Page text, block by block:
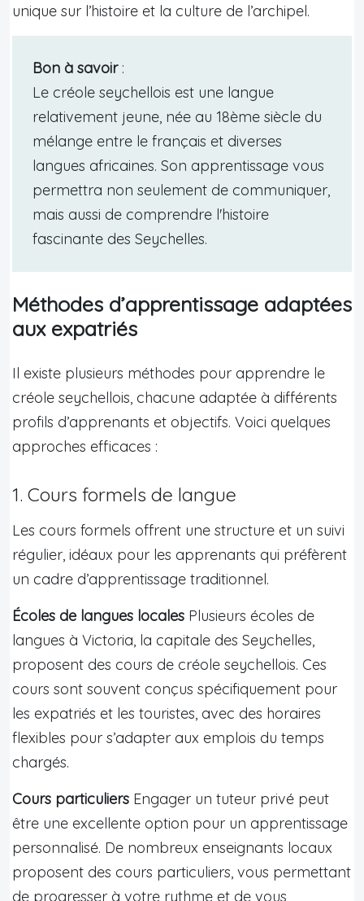
unique sur l’histoire et la culture de l’archipel.
Bon à savoir:
Le créole seychellois est une langue
relativement jeune, née au 18ème siècle du
mélange entre le français et diverses
langues africaines. Son apprentissage vous
permettra non seulement de communiquer,
mais aussi de comprendre l'histoire
fascinante des Seychelles.
Méthodes d’apprentissage adaptées
aux expatriés
Il existe plusieurs méthodes pour apprendre le
créole seychellois, chacune adaptée à différents
profils d’apprenants et objectifs. Voici quelques
approches efficaces :
1. Cours formels de langue
Les cours formels offrent une structure et un suivi
régulier, idéaux pour les apprenants qui préfèrent
un cadre d’apprentissage traditionnel.
Écoles de langues locales Plusieurs écoles de
langues à Victoria, la capitale des Seychelles,
proposent des cours de créole seychellois. Ces
cours sont souvent conçus spécifiquement pour
les expatriés et les touristes, avec des horaires
flexibles pour s’adapter aux emplois du temps
chargés.
Cours particuliers Engager un tuteur privé peut
être une excellente option pour un apprentissage
personnalisé. De nombreux enseignants locaux
proposent des cours particuliers, vous permettant
de progresser à votre rythme et de vous